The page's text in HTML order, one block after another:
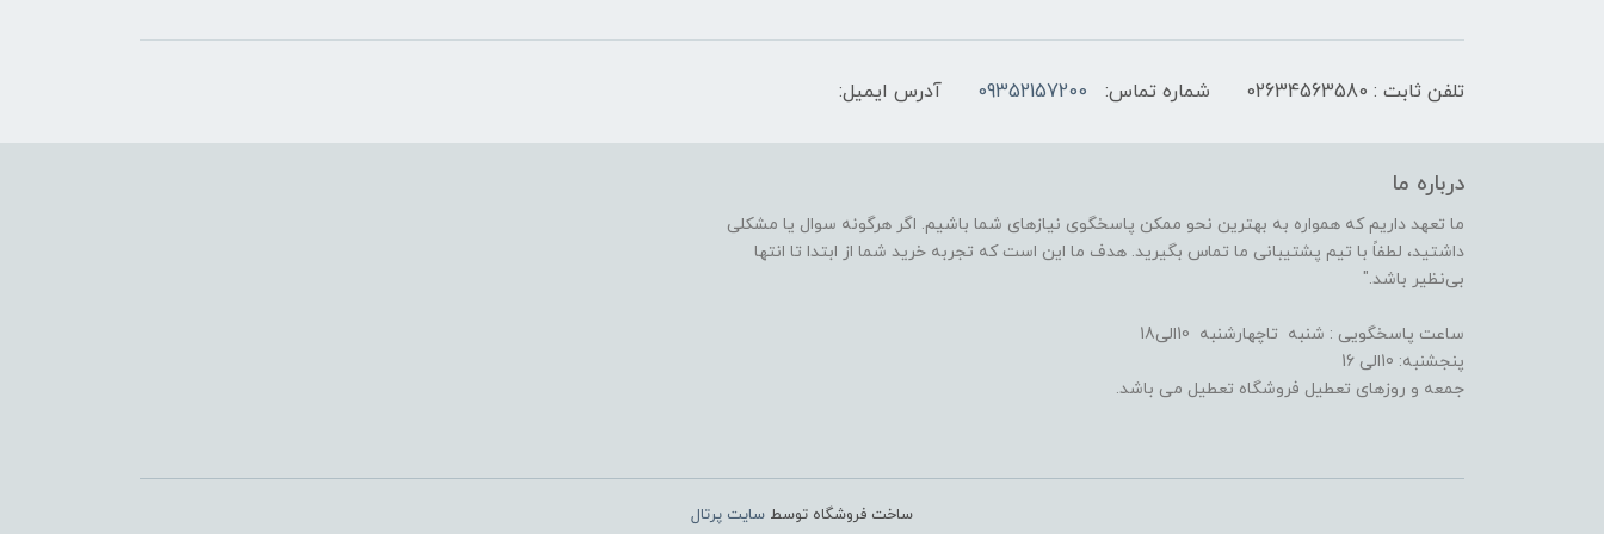
تلفن ثابت : 02634563580 شماره تماس: 09352157200 آدرس ایمیل:
درباره ما
ما تعهد داریم که همواره به بهترین نحو ممکن پاسخگوی نیازهای شما باشیم. اگر هرگونه سوال یا مشکلی
داشتید، لطفاً با تیم پشتیبانی ما تماس بگیرید. هدف ما این است که تجربه خرید شما از ابتدا تا انتها
بی‌نظیر باشد."
ساعت پاسخگویی : شنبه تاچهارشنبه 10الی18
پنجشنبه: 10الی 16
جمعه و روزهای تعطیل فروشگاه تعطیل می باشد.
ساخت فروشگاه توسط سایت پرتال